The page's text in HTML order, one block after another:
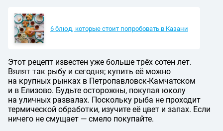
6 блюд, которые стоит попробовать в Казани
Этот рецепт известен уже больше трёх сотен лет.
Вялят так рыбу и сегодня; купить её можно
на крупных рынках в Петропавловск-Камчатском
и в Елизово. Будьте осторожны, покупая юколу
на уличных развалах. Поскольку рыба не проходит
термической обработки, изучите её цвет и запах. Если
ничего не смущает — смело покупайте.